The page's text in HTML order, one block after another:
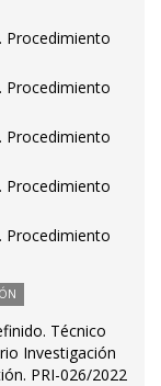
Procedimiento
Procedimiento
Procedimiento
Procedimiento
Procedimiento
Técnico
Investigación
PRI-026/2022